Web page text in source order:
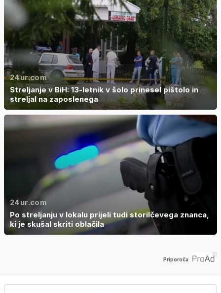
24ur.com
Streljanje v BiH: 13-letnik v šolo prinesel pištolo in
streljal na zaposlenega
24ur.com
Po streljanju v lokalu prijeli tudi storilčevega znanca,
ki je skušal skriti oblačila
Priporoča